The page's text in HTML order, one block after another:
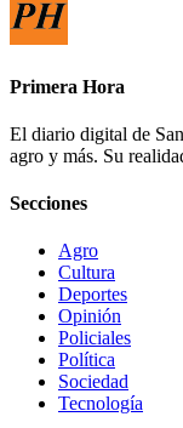
Primera Hora
El diario digital de
agro y más. Su
Secciones
Agro
Cultura
Deportes
Opinión
Policiales
Política
Sociedad
Tecnología